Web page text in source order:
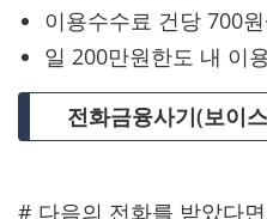
이용수수료 건당 700
일 200만원한도 내 이
전화금융사기(보이
# 다음의 전화를 받았다